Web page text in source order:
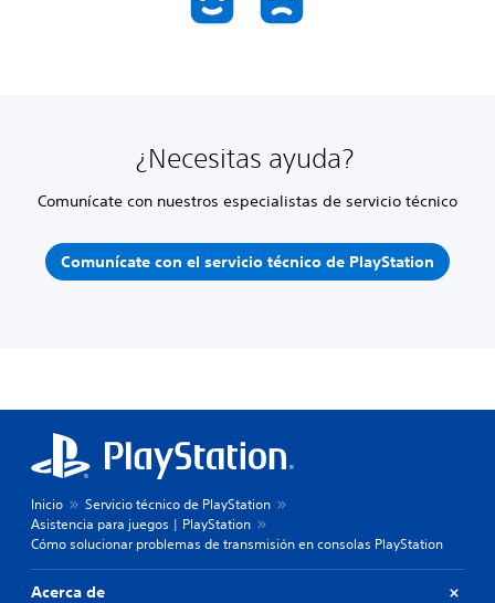
¿Necesitas ayuda?
Comunícate con nuestros especialistas de servicio técnico
Comunícate con el servicio técnico de PlayStation
Inicio
Servicio técnico de PlayStation
Asistencia para juegos | PlayStation
Cómo solucionar problemas de transmisión en consolas PlayStation
Acerca de